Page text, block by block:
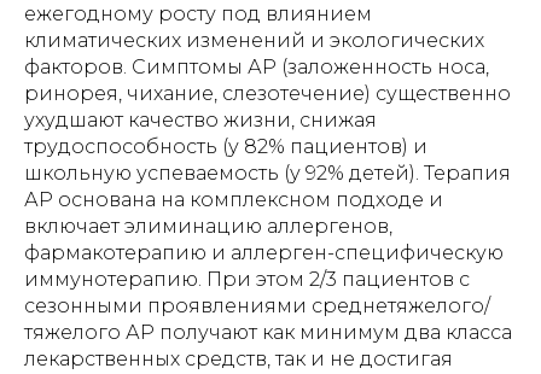
ежегодному росту под влиянием
климатических изменений и экологических
факторов. Симптомы АР (заложенность носа,
ринорея, чихание, слезотечение) существенно
ухудшают качество жизни, снижая
трудоспособность (у 82% пациентов) и
школьную успеваемость (у 92% детей). Терапия
АР основана на комплексном подходе и
включает элиминацию аллергенов,
фармакотерапию и аллерген-специфическую
иммунотерапию. При этом 2/3 пациентов с
сезонными проявлениями среднетяжелого/
тяжелого АР получают как минимум два класса
лекарственных средств, так и не достигая